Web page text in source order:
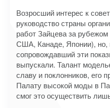
Возросший интерес к
руководство страны
работ Зайцева за
США, Канаде, Японии), но,
сопровождавший эти
выпускали. Талант
славу и поклонников, его
Палату высокой моды в
смог это осуществить